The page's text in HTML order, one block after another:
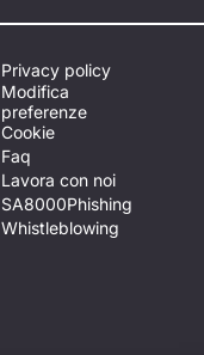
Privacy policy
Modifica
preferenze
Cookie
Faq
Lavora con noi
SA8000Phishing
Whistleblowing